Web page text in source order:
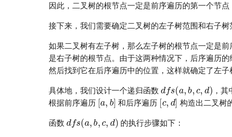
因此，二叉树的根节点一定是前序遍历的第一个节点
接下来，我们需要确定二叉树的左子树范围和右子树
如果二叉树有左子树，那么左子树的根节点一定是
是右子树的根节点。由于这两种情况下，后序遍历
然后找到它在后序遍历中的位置，这样就确定了左子
具体地，我们设计一个递归函数
d f ( ,b d
，其
根据前序遍历
[a,b ]
和后序遍历
[c,d]
构造出二叉树
函数
d f ( ,b d
的执行步骤如下：